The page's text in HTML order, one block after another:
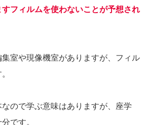
フィルムを使わないことが予想され
室や現像機室がありますが、フィル
ので学ぶ意味はありますが、座学
です。